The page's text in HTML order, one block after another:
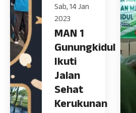
Sab, 14 Jan
2023
MAN 1
Gunungkidul
Ikuti
Jalan
Sehat
Kerukunan